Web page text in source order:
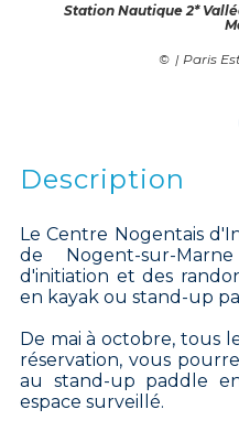
Station Nautique 2*
| Paris
Description
Le Centre Nogentais
de Nogent-sur-
d'initiation et des
en kayak ou stand-up
De mai à octobre, tous
réservation, vous
au stand-up paddle
espace surveillé.